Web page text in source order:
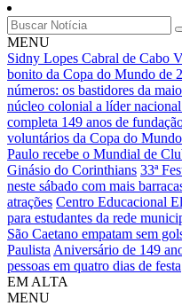
MENU
Sidny Lopes Cabral de Cabo
bonito da Copa do Mundo de
números: os bastidores da
núcleo colonial a líder
completa 149 anos de
voluntários da Copa do
Paulo recebe o Mundial de
Ginásio do Corinthians 33ª
neste sábado com mais
atrações Centro Educacional
para estudantes da rede
São Caetano empatam sem
Paulista Aniversário de 149
pessoas em quatro dias de festa
EM ALTA
MENU